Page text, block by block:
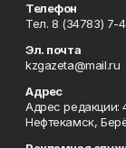
Телефон
Тел. 8 (34783) 7-
Эл. почта
kzgazeta@mail.ru
Адрес
Адрес редакции:
Нефтекамск,